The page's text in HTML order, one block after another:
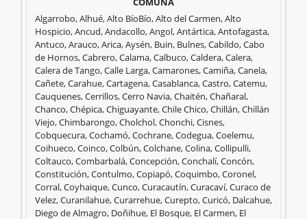
Monto:
$400.000.000
Beneficiarios Comunas
Algarrobo, Alhué, Alto BíoBío, Alto del Carmen, Alto
Hospicio, Ancud, Andacollo, Angol, Antártica, Antofagasta,
Antuco, Arauco, Arica, Aysén, Buin, Bulnes, Cabildo, Cabo
de Hornos, Cabrero, Calama, Calbuco, Caldera, Calera,
Calera de Tango, Calle Larga, Camarones, Camiña, Canela,
Cañete, Carahue, Cartagena, Casablanca, Castro, Catemu,
Cauquenes, Cerrillos, Cerro Navia, Chaitén, Chañaral,
Chanco, Chépica, Chiguayante, Chile Chico, Chillán, Chillán
Viejo, Chimbarongo, Cholchol, Chonchi, Cisnes,
Cobquecura, Cochamó, Cochrane, Codegua, Coelemu,
Coihueco, Coinco, Colbún, Colchane, Colina, Collipulli,
Coltauco, Combarbalá, Concepción, Conchalí, Concón,
Constitución, Contulmo, Copiapó, Coquimbo, Coronel,
Corral, Coyhaique, Cunco, Curacautín, Curacaví, Curaco de
Velez, Curanilahue, Curarrehue, Curepto, Curicó, Dalcahue,
Diego de Almagro, Doñihue, El Bosque, El Carmen, El